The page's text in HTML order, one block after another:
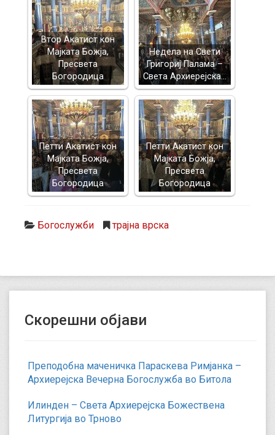
Втор Акатист кон
Мајката Божја,
Пресвета
Богородица
Недела на Свети
Григориј Палама –
Света Архиерејска…
Петти Акатист кон
Мајката Божја,
Пресвета
Богородица
Петти Акатист кон
Мајката Божја,
Пресвета
Богородица
Богослужби трајна врска
Скорешни објави
Преподобна маченичка Параскева Римјанка –
Архиерејска Вечерна Богослужба во Битола
Илинден – Света Архиерејска Божествена
Литургија во Трново